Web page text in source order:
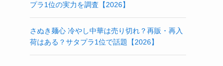
プラ1位の実力を調査【2026】
さぬき麺心 冷やし中華は売り切れ？再販・再入
荷はある？サタプラ1位で話題【2026】